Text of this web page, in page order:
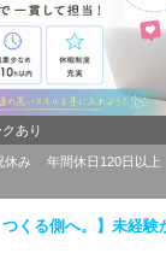
あり
休み 年間休日120日以上
つくる側へ。】未経